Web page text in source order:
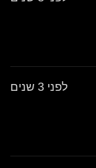
לפני 3 שנים